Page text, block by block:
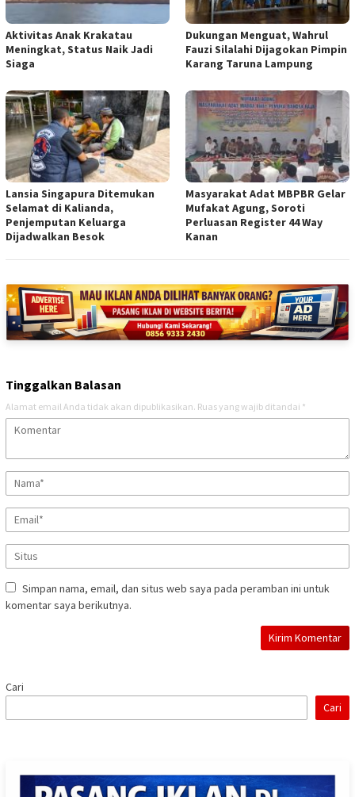
Aktivitas Anak Krakatau
Meningkat, Status Naik Jadi
Siaga
Dukungan Menguat, Wahrul
Fauzi Silalahi Dijagokan Pimpin
Karang Taruna Lampung
Lansia Singapura Ditemukan
Selamat di Kalianda,
Penjemputan Keluarga
Dijadwalkan Besok
Masyarakat Adat MBPBR Gelar
Mufakat Agung, Soroti
Perluasan Register 44 Way
Kanan
Tinggalkan Balasan
Alamat email Anda tidak akan dipublikasikan. Ruas yang wajib ditandai *
Simpan nama, email, dan situs web saya pada peramban ini untuk
komentar saya berikutnya.
Cari
Cari